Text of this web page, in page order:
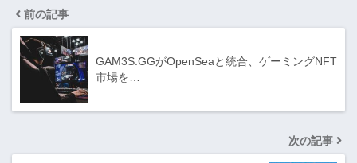
前の記事
GAM3S.GGがOpenSeaと統合、ゲーミングNFT
市場を…
次の記事